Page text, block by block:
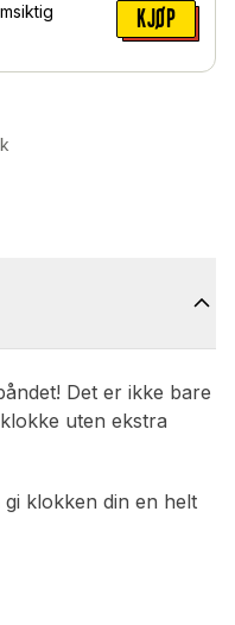
KJØP
Det er ikke bare
uten ekstra
klokken din en helt